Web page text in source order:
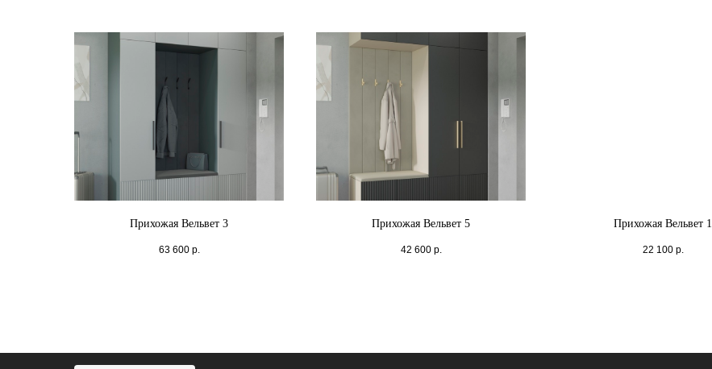
Прихожая Вельвет 3
63 600 р.
Прихожая Вельвет 5
42 600 р.
Прихожая Вельвет 1
22 100 р.